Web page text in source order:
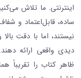
اینترنتی. ما تلاش
ساده، قابل‌اعتماد و
نیستند، اما با دقت
دیدی واقعی ارائه
ظاهر کتاب را تقریباً